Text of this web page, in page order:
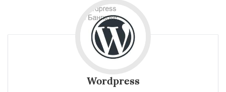
Шаньтоу Харбин
Йоханнесбург
Калькутта
Чжэнчжоу Лос-Анджелес
Иокогама
Берлин
Wordpress
Даю согласие на обработку персональных данных